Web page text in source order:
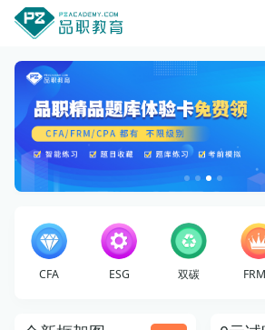
CFA ESG 双碳